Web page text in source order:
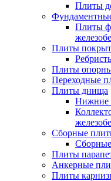
Плиты
Плиты
Плиты
Плиты
Переходные
Плиты днища
Нижние
Сборные
Плиты
Анкерные
Плиты